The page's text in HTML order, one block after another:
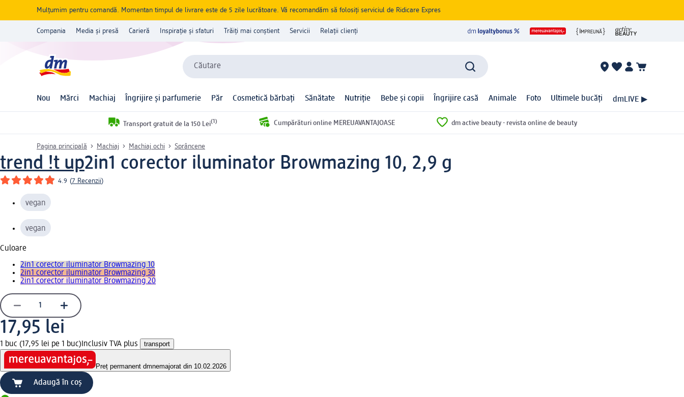
Mulțumim pentru comandă. Momentan timpul de livrare este de 5 zile lucrătoare. Vă recomandăm să folosiți serviciul de Ridicare Expres
Compania Media și presă Carieră Inspirație și sfaturi Trăiți mai conștient Servicii Relații clienți
Căutare
Nou Mărci Machiaj Îngrijire și parfumerie Păr Cosmetică bărbați Sănătate Nutriție Bebe și copii Îngrijire casă Animale Foto Ultimele bucăți dmLIVE ▶
Transport gratuit de la 150 Lei(1) Cumpărături online MEREUAVANTAJOASE dm active beauty - revista online de beauty
Pagina principală Machiaj Machiaj ochi Sprâncene
trend !t up2in1 corector iluminator Browmazing 10, 2,9 g
4.9 (7 Recenzii)
vegan
vegan
Culoare
2in1 corector iluminator Browmazing 10
2in1 corector iluminator Browmazing 30
2in1 corector iluminator Browmazing 20
17,95 lei
1 buc (17,95 lei pe 1 buc) Inclusiv TVA plus transport
Preț permanent dmnemajorat din 10.02.2026
Adaugă în coș